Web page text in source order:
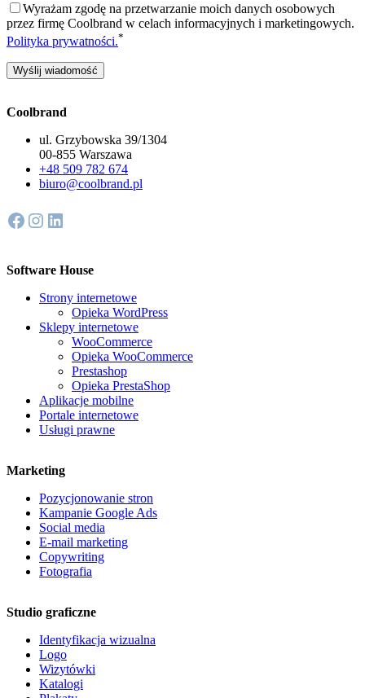
Wyrażam zgodę na przetwarzanie moich danych osobowych
przez firmę Coolbrand w celach informacyjnych i marketingowych.
Polityka prywatności.*
Coolbrand
ul. Grzybowska 39/1304
00-855 Warszawa
+48 509 782 674
biuro@coolbrand.pl
Facebook Instagram LinkedIn
Software House
Strony internetowe
Opieka WordPress
Sklepy internetowe
WooCommerce
Opieka WooCommerce
Prestashop
Opieka PrestaShop
Aplikacje mobilne
Portale internetowe
Usługi prawne
Marketing
Pozycjonowanie stron
Kampanie Google Ads
Social media
E-mail marketing
Copywriting
Fotografia
Studio graficzne
Identyfikacja wizualna
Logo
Wizytówki
Katalogi